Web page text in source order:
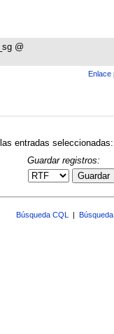
@
Enlace
entradas seleccionadas:
Guardar registros:
Guardar
Búsqueda CQL